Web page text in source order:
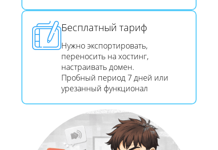
Бесплатный тариф
Нужно экспортировать,
переносить на хостинг,
настраивать домен.
Пробный период 7 дней или
урезанный функционал